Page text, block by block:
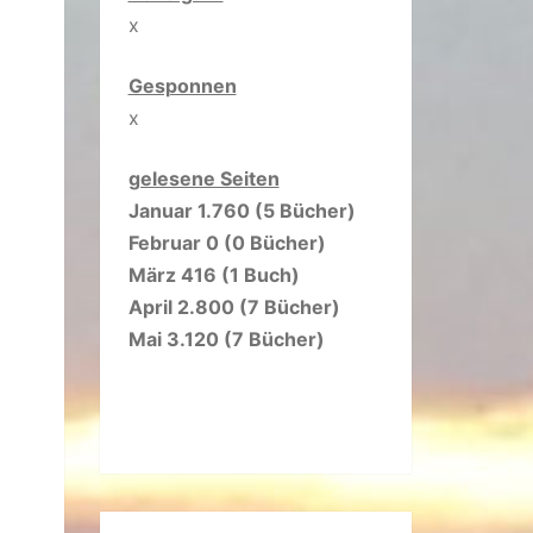
x
Gesponnen
x
gelesene Seiten
Januar 1.760 (5 Bücher)
Februar 0 (0 Bücher)
März 416 (1 Buch)
April 2.800 (7 Bücher)
Mai 3.120 (7 Bücher)